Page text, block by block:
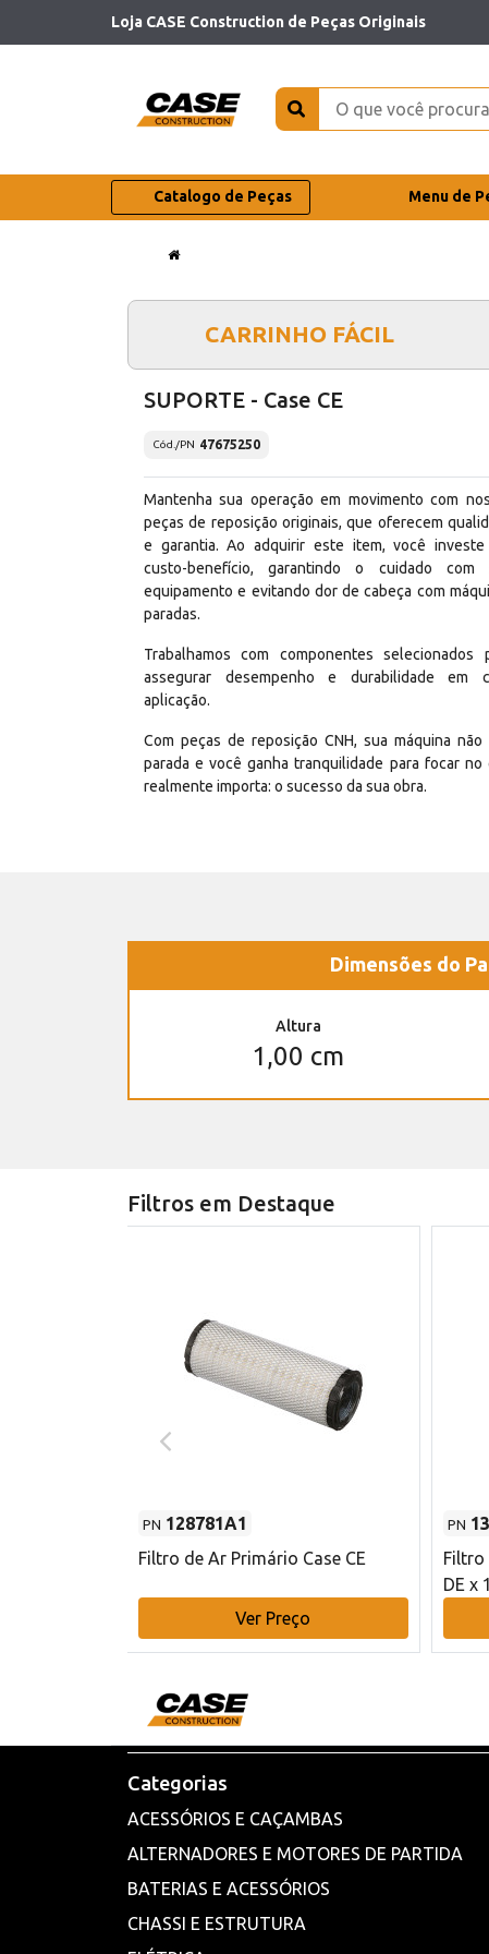
Loja CASE Construction de Peças Originais
Catalogo de Peças Menu de
CARRINHO FÁCIL
SUPORTE - Case CE
Cód./PN 47675250
Mantenha sua operação em movimento com
peças de reposição originais, que oferecem
e garantia. Ao adquirir este item, você investe
custo-benefício, garantindo o cuidado com
equipamento e evitando dor de cabeça com
paradas.
Trabalhamos com componentes selecionados
assegurar desempenho e durabilidade em
aplicação.
Com peças de reposição CNH, sua máquina não
parada e você ganha tranquilidade para focar no
realmente importa: o sucesso da sua obra.
Dimensões do
Altura
1,00 cm
Filtros em Destaque
PN 128781A1
Filtro de Ar Primário Case CE
Ver Preço
PN
Filtro
DE x
Categorias
ACESSÓRIOS E CAÇAMBAS
ALTERNADORES E MOTORES DE PARTIDA
BATERIAS E ACESSÓRIOS
CHASSI E ESTRUTURA